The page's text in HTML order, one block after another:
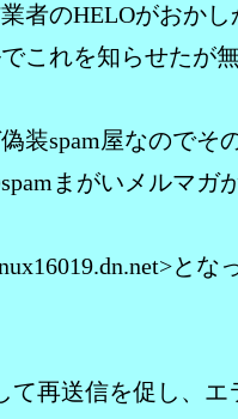
者のHELOがおかし
これを知らせたが
装spam屋なのでそ
まがいメルマガ
とな
て再送信を促し、エ